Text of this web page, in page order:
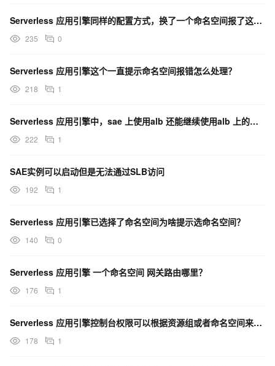
Serverless 应用引擎同样的配置方式，换了一个命名空间报了这个错。请问下这是什么原因？
235 0
Serverless 应用引擎这个一直提示命名空间报错怎么处理？
218 1
Serverless 应用引擎中，sae 上使用alb 还能继续使用alb 上的功能吗？
222 1
SAE实例可以启动但是无法通过SLB访问
192 1
Serverless 应用引擎已选择了命名空间为啥提示选命名空间？
140 0
Serverless 应用引擎 一个命名空间 网关路由哪里？
176 1
Serverless 应用引擎控制台权限可以根据资源组或者命名空间来授予不同ram用户不同权限吗？
178 1